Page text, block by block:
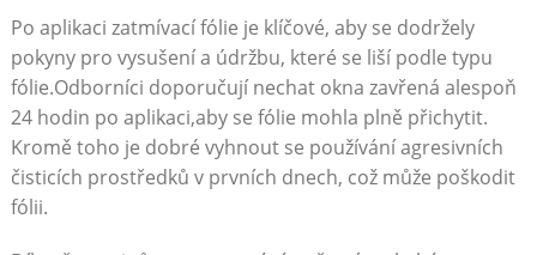
Po ‌aplikaci ​zatmívací fólie je klíčové, aby se dodržely
pokyny ‌pro vysušení a údržbu, které​ se liší podle typu
fólie.Odborníci⁤ doporučují nechat ‍okna ​zavřená alespoň
24 hodin po aplikaci,aby​ se fólie mohla ‍plně přichytit.
Kromě ⁤toho⁣ je⁤ dobré vyhnout ⁢se používání‌ agresivních
čisticích prostředků v prvních dnech, což ‌může poškodit
fólii.